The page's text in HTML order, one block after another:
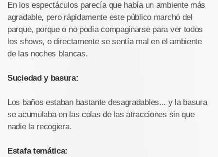
En los espectáculos parecía que había un ambiente más
agradable, pero rápidamente este público marchó del
parque, porque o no podía compaginarse para ver todos
los shows, o directamente se sentía mal en el ambiente
de las noches blancas.
Suciedad y basura:
Los baños estaban bastante desagradables... y la basura
se acumulaba en las colas de las atracciones sin que
nadie la recogiera.
Estafa temática: